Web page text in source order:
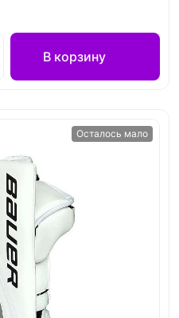
В корзину
Осталось мало